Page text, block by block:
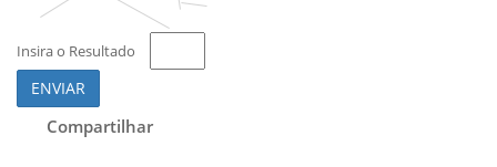
Insira o Resultado
ENVIAR
Compartilhar